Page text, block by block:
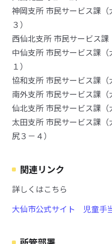
神岡支所 市民サービス課
３）
西仙北支所 市民サービス課
中仙支所 市民サービス課
１）
協和支所 市民サービス課（
南外支所 市民サービス課（
仙北支所 市民サービス課（
太田支所 市民サービス課
尻３－４）
関連リンク
詳しくはこちら
大仙市公式サイト 児童手